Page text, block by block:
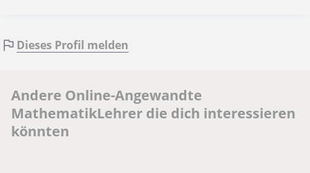
Dieses Profil melden
Andere Online-Angewandte
MathematikLehrer die dich interessieren
könnten